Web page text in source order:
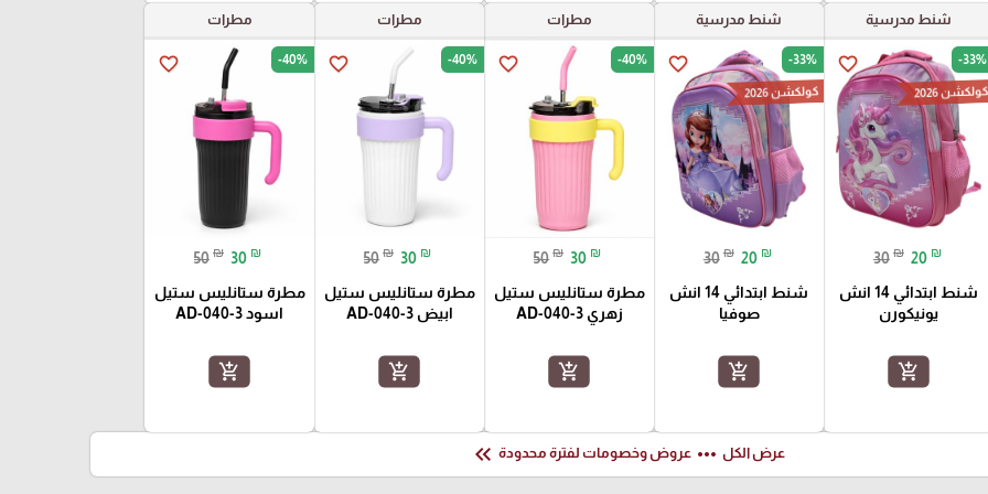
شنط مدرسية
favorite_border -33%
كولكشن 2026
30 ₪ 20 ₪
شنط ابتدائي 14 انش
يونيكورن
add_shopping_cart
شنط مدرسية
favorite_border -33%
كولكشن 2026
30 ₪ 20 ₪
شنط ابتدائي 14 انش
صوفيا
add_shopping_cart
مطرات
favorite_border -40%
50 ₪ 30 ₪
مطرة ستانليس ستيل
زهري AD-040-3
add_shopping_cart
مطرات
favorite_border -40%
50 ₪ 30 ₪
مطرة ستانليس ستيل
ابيض AD-040-3
add_shopping_cart
مطرات
favorite_border -40%
50 ₪ 30 ₪
مطرة ستانليس ستيل
اسود AD-040-3
add_shopping_cart
عرض الكل more_horiz عروض وخصومات لفترة محدودة keyboard_double_arrow_left